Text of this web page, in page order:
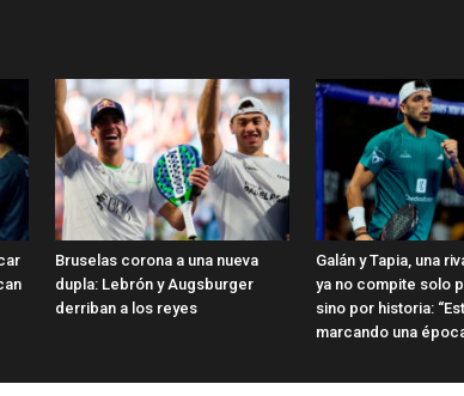
Bruselas corona a una nueva
dupla: Lebrón y Augsburger
derriban a los reyes
Galán y Tapia, una
ya no compite solo
sino por historia:
marcando una